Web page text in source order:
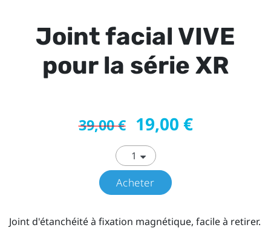
Joint facial VIVE
pour la série XR
39,00 € 19,00 €
Acheter
Joint d'étanchéité à fixation magnétique, facile à retirer.